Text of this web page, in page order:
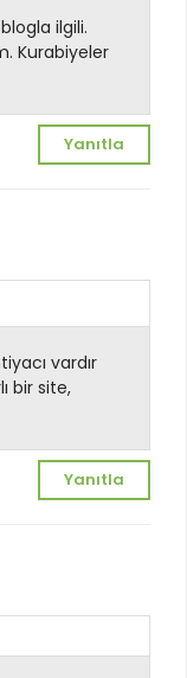
ilgili.
Kurabiyeler
Yanıtla
vardır
bir site,
Yanıtla